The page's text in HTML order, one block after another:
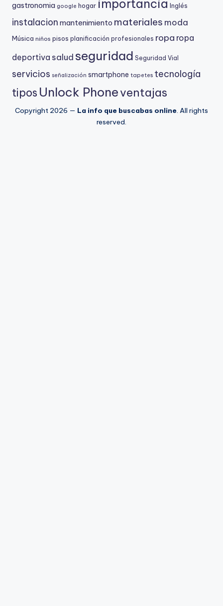
gastronomia google hogar importancia Inglés
instalacion mantenimiento materiales moda
Música niños pisos planificación profesionales ropa ropa
deportiva salud seguridad Seguridad Vial
servicios señalización smartphone tapetes tecnología
tipos Unlock Phoneventajas
Copyright 2026 — La info que buscabas online. All rights
reserved.